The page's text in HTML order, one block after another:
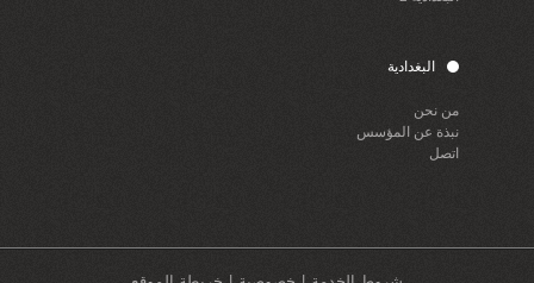
البغدادية
من نحن
نبذة عن المؤسس
اتصل